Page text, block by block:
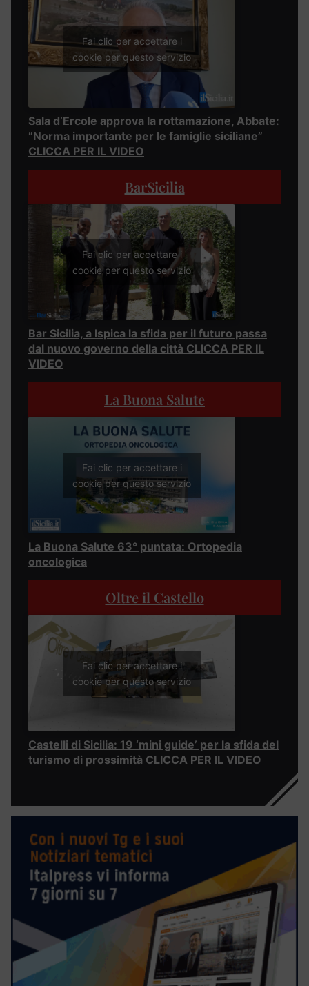
Fai clic per accettare i
cookie per questo servizio
Sala d’Ercole approva la rottamazione, Abbate:
“Norma importante per le famiglie siciliane”
CLICCA PER IL VIDEO
BarSicilia
Fai clic per accettare i
cookie per questo servizio
Bar Sicilia, a Ispica la sfida per il futuro passa
dal nuovo governo della città CLICCA PER IL
VIDEO
La Buona Salute
Fai clic per accettare i
cookie per questo servizio
La Buona Salute 63° puntata: Ortopedia
oncologica
Oltre il Castello
Fai clic per accettare i
cookie per questo servizio
Castelli di Sicilia: 19 ‘mini guide’ per la sfida del
turismo di prossimità CLICCA PER IL VIDEO